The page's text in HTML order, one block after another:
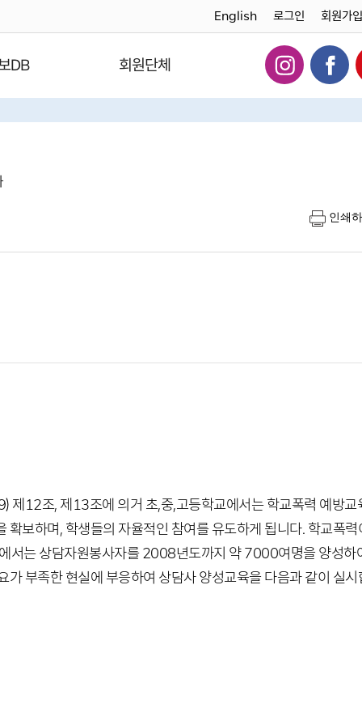
English 로그인 회원가입
DB 회원단체
인쇄
12조, 제13조에 의거 초,중,고등학교에서는 학교폭력 예방교
보하며, 학생들의 자율적인 참여를 유도하게 됩니다. 학교폭력
서는 상담자원봉사자를 2008년도까지 약 7000여명을 양성하
부족한 현실에 부응하여 상담사 양성교육을 다음과 같이 실시